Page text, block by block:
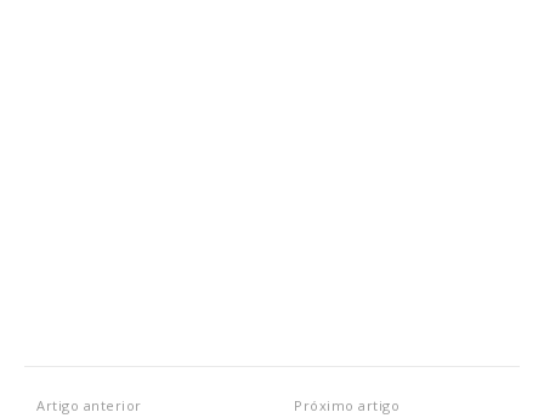
Artigo anterior Próximo artigo